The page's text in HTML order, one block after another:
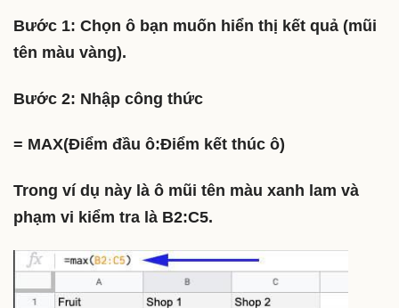
Bước 1: Chọn ô bạn muốn hiển thị kết quả (mũi
tên màu vàng).
Bước 2: Nhập công thức
= MAX(Điểm đầu ô:Điểm kết thúc ô)
Trong ví dụ này là ô mũi tên màu xanh lam và
phạm vi kiểm tra là B2:C5.